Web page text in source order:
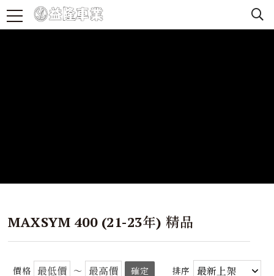
MAXSYM 400 (21-23年) 精品
價格 ～ 確定 排序